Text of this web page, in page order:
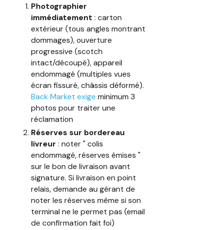
Photographier
immédiatement : carton
extérieur (tous angles montrant
dommages), ouverture
progressive (scotch
intact/découpé), appareil
endommagé (multiples vues
écran fissuré, châssis déformé).
Back Market exige minimum 3
photos pour traiter une
réclamation
Réserves sur bordereau
livreur : noter " colis
endommagé, réserves émises "
sur le bon de livraison avant
signature. Si livraison en point
relais, demande au gérant de
noter les réserves même si son
terminal ne le permet pas (email
de confirmation fait foi)